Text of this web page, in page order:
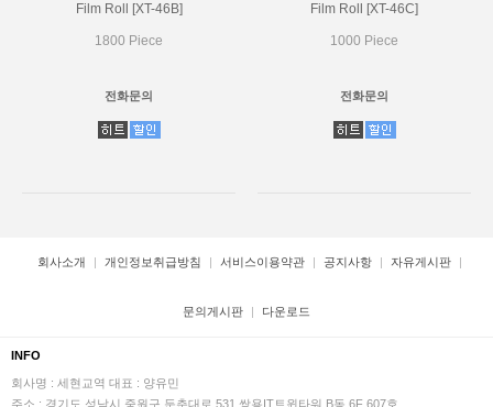
Film Roll [XT-46B]
1800 Piece
전화문의
Film Roll [XT-46C]
1000 Piece
전화문의
회사소개 개인정보취급방침 서비스이용약관 공지사항 자유게시판
문의게시판 다운로드
INFO
회사명 : 세현교역 대표 : 양유민
주소 : 경기도 성남시 중원구 둔춘대로 531 쌍용IT트윈타워 B동 6F 607호